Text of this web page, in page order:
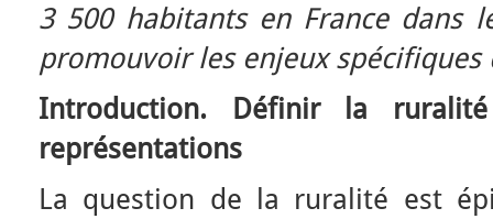
3 500 habitants en France dans
promouvoir les enjeux
Introduction. Définir la
représentations
La question de la ruralité est